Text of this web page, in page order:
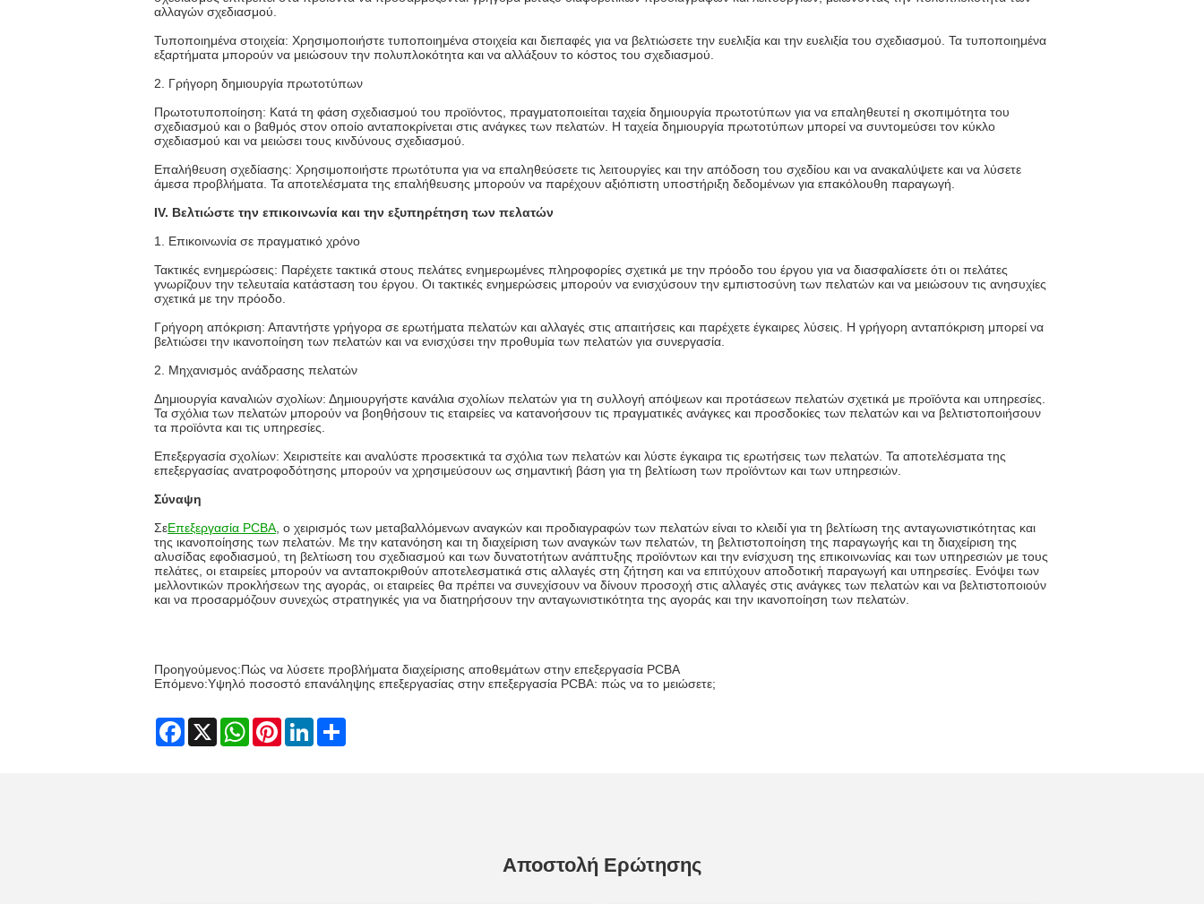
αλλαγών σχεδιασμού.
Τυποποιημένα στοιχεία: Χρησιμοποιήστε τυποποιημένα στοιχεία και διεπαφές για να βελτιώσετε την ευελιξία και την ευελιξία του σχεδιασμού. Τα τυποποιημένα
εξαρτήματα μπορούν να μειώσουν την πολυπλοκότητα και να αλλάξουν το κόστος του σχεδιασμού.
2. Γρήγορη δημιουργία πρωτοτύπων
Πρωτοτυποποίηση: Κατά τη φάση σχεδιασμού του προϊόντος, πραγματοποιείται ταχεία δημιουργία πρωτοτύπων για να επαληθευτεί η σκοπιμότητα του
σχεδιασμού και ο βαθμός στον οποίο ανταποκρίνεται στις ανάγκες των πελατών. Η ταχεία δημιουργία πρωτοτύπων μπορεί να συντομεύσει τον κύκλο
σχεδιασμού και να μειώσει τους κινδύνους σχεδιασμού.
Επαλήθευση σχεδίασης: Χρησιμοποιήστε πρωτότυπα για να επαληθεύσετε τις λειτουργίες και την απόδοση του σχεδίου και να ανακαλύψετε και να λύσετε
άμεσα προβλήματα. Τα αποτελέσματα της επαλήθευσης μπορούν να παρέχουν αξιόπιστη υποστήριξη δεδομένων για επακόλουθη παραγωγή.
IV. Βελτιώστε την επικοινωνία και την εξυπηρέτηση των πελατών
1. Επικοινωνία σε πραγματικό χρόνο
Τακτικές ενημερώσεις: Παρέχετε τακτικά στους πελάτες ενημερωμένες πληροφορίες σχετικά με την πρόοδο του έργου για να διασφαλίσετε ότι οι πελάτες
γνωρίζουν την τελευταία κατάσταση του έργου. Οι τακτικές ενημερώσεις μπορούν να ενισχύσουν την εμπιστοσύνη των πελατών και να μειώσουν τις ανησυχίες
σχετικά με την πρόοδο.
Γρήγορη απόκριση: Απαντήστε γρήγορα σε ερωτήματα πελατών και αλλαγές στις απαιτήσεις και παρέχετε έγκαιρες λύσεις. Η γρήγορη ανταπόκριση μπορεί να
βελτιώσει την ικανοποίηση των πελατών και να ενισχύσει την προθυμία των πελατών για συνεργασία.
2. Μηχανισμός ανάδρασης πελατών
Δημιουργία καναλιών σχολίων: Δημιουργήστε κανάλια σχολίων πελατών για τη συλλογή απόψεων και προτάσεων πελατών σχετικά με προϊόντα και υπηρεσίες.
Τα σχόλια των πελατών μπορούν να βοηθήσουν τις εταιρείες να κατανοήσουν τις πραγματικές ανάγκες και προσδοκίες των πελατών και να βελτιστοποιήσουν
τα προϊόντα και τις υπηρεσίες.
Επεξεργασία σχολίων: Χειριστείτε και αναλύστε προσεκτικά τα σχόλια των πελατών και λύστε έγκαιρα τις ερωτήσεις των πελατών. Τα αποτελέσματα της
επεξεργασίας ανατροφοδότησης μπορούν να χρησιμεύσουν ως σημαντική βάση για τη βελτίωση των προϊόντων και των υπηρεσιών.
Σύναψη
ΣεΕπεξεργασία PCBA , ο χειρισμός των μεταβαλλόμενων αναγκών και προδιαγραφών των πελατών είναι το κλειδί για τη βελτίωση της ανταγωνιστικότητας και
της ικανοποίησης των πελατών. Με την κατανόηση και τη διαχείριση των αναγκών των πελατών, τη βελτιστοποίηση της παραγωγής και τη διαχείριση της
αλυσίδας εφοδιασμού, τη βελτίωση του σχεδιασμού και των δυνατοτήτων ανάπτυξης προϊόντων και την ενίσχυση της επικοινωνίας και των υπηρεσιών με τους
πελάτες, οι εταιρείες μπορούν να ανταποκριθούν αποτελεσματικά στις αλλαγές στη ζήτηση και να επιτύχουν αποδοτική παραγωγή και υπηρεσίες. Ενόψει των
μελλοντικών προκλήσεων της αγοράς, οι εταιρείες θα πρέπει να συνεχίσουν να δίνουν προσοχή στις αλλαγές στις ανάγκες των πελατών και να βελτιστοποιούν
και να προσαρμόζουν συνεχώς στρατηγικές για να διατηρήσουν την ανταγωνιστικότητα της αγοράς και την ικανοποίηση των πελατών.
Προηγούμενος:Πώς να λύσετε προβλήματα διαχείρισης αποθεμάτων στην επεξεργασία PCBA
Επόμενο:Υψηλό ποσοστό επανάληψης επεξεργασίας στην επεξεργασία PCBA: πώς να το μειώσετε;
Facebook
X WhatsAppPinterestLinkedIn
Αποστολή Ερώτησης